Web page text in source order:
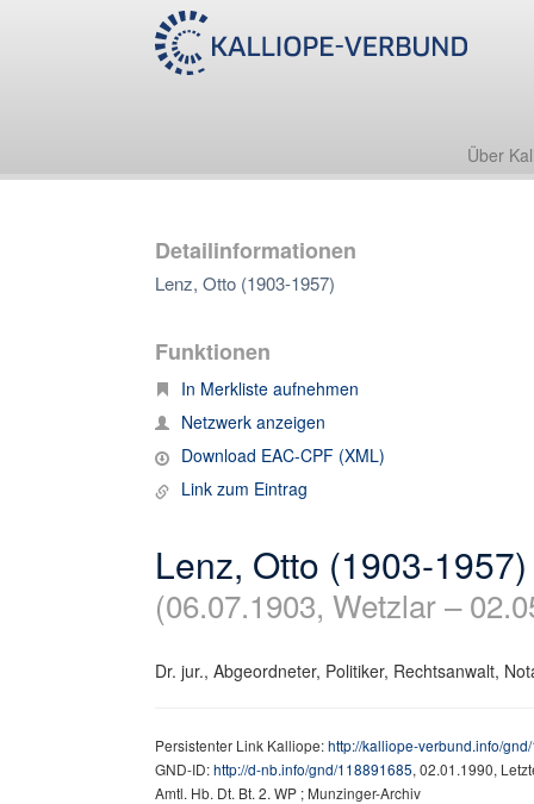
Über
Detailinformationen
Lenz, Otto (1903-1957)
Funktionen
In Merkliste aufnehmen
Netzwerk anzeigen
Download EAC-CPF (XML)
Link zum Eintrag
Lenz, Otto (1903-1957)
(06.07.1903, Wetzlar –
Dr. jur., Abgeordneter, Politiker, Rechtsanwalt,
Persistenter Link Kalliope:http://kalliope-verbund.info/
GND-ID:http://d-nb.info/gnd/118891685, 02.01.1990,
Amtl. Hb. Dt. Bt. 2. WP ; Munzinger-Archiv